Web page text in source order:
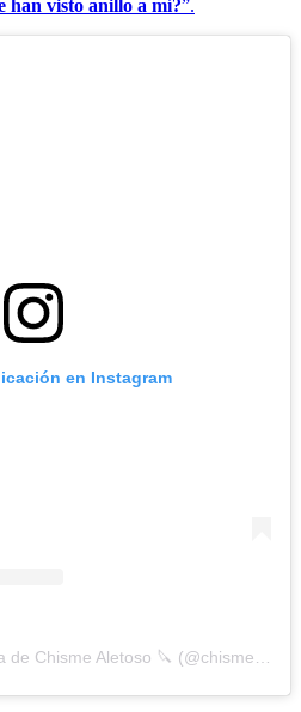
han visto anillo a mí?”.
en Instagram